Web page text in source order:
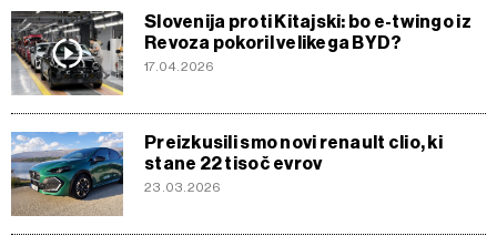
Slovenija proti Kitajski: bo e-twingo iz
Revoza pokoril velikega BYD?
17.04.2026
Preizkusili smo novi renault clio, ki
stane 22 tisoč evrov
23.03.2026